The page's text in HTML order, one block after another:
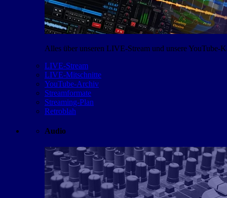
Alles über unseren LIVE-Stream und unsere YouTube-
LIVE-Stream
LIVE-Mitschnitte
YouTube-Archiv
Streamformate
Streaming-Plan
Retroblah
Audio